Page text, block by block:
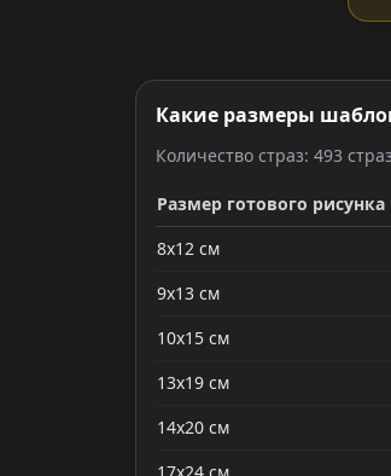
Какие размеры
Количество страз: 493
Размер готового рисунка
8x12 см
9x13 см
10x15 см
13x19 см
14x20 см